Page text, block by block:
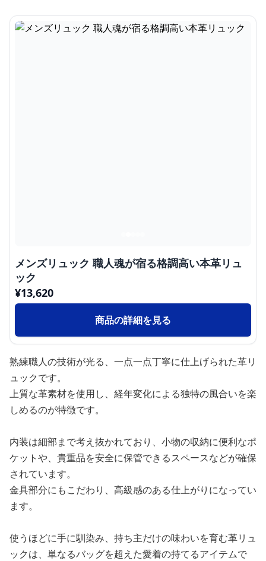
メンズリュック 職人魂が宿る格調高い本革リュ
ック
¥13,620
商品の詳細を見る
熟練職人の技術が光る、一点一点丁寧に仕上げられた革リ
ュックです。
上質な革素材を使用し、経年変化による独特の風合いを楽
しめるのが特徴です。
内装は細部まで考え抜かれており、小物の収納に便利なポ
ケットや、貴重品を安全に保管できるスペースなどが確保
されています。
金具部分にもこだわり、高級感のある仕上がりになってい
ます。
使うほどに手に馴染み、持ち主だけの味わいを育む革リュ
ックは、単なるバッグを超えた愛着の持てるアイテムで